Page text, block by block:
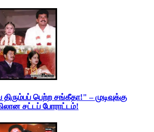
பெற்ற சங்கீதா!" – முடிவுக்கு
சட்டப் போராட்டம்!